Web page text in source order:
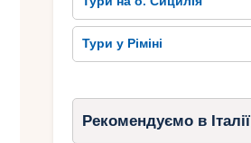
Тури у Ріміні
Рекомендуємо в Італії